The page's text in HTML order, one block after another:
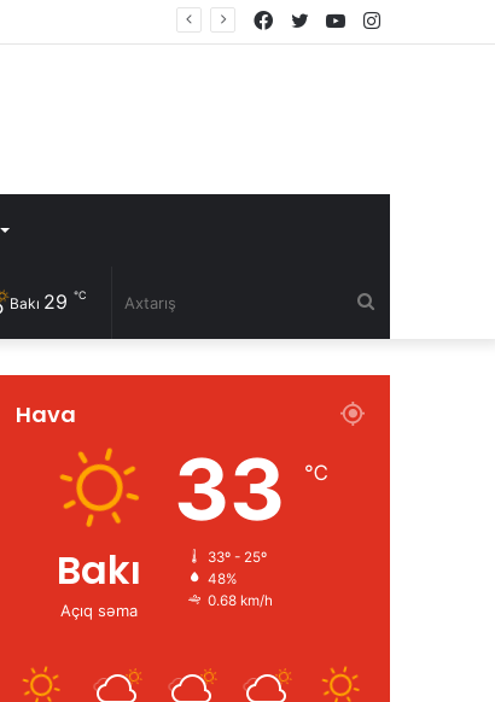
YouTube
Twitter
Facebook
Bakı 29 ℃
Hava
Bakı
Açıq səma
33 ℃
33º - 25º
48%
0.68 km/h